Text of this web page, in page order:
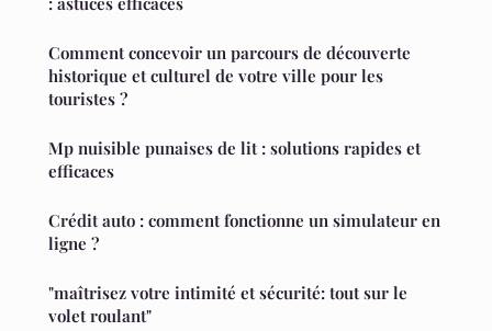
Comment concevoir un parcours de découverte
historique et culturel de votre ville pour les
touristes ?
Mp nuisible punaises de lit : solutions rapides et
efficaces
Crédit auto : comment fonctionne un simulateur en
ligne ?
"maîtrisez votre intimité et sécurité: tout sur le
volet roulant"